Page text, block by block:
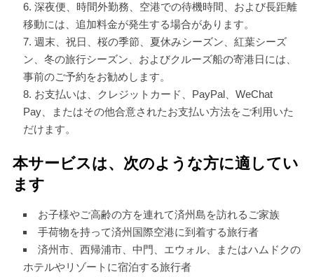
深夜便、時間外勤務、空港での待機時間、および長距離
移動には、追加料金が発生する場合があります。
週末、祝日、桜の季節、夏休みシーズン、紅葉シーズ
ン、冬の旅行シーズン、およびクルーズ船の寄港日には、
事前のご予約をお勧めします。
お支払いは、クレジットカード、PayPal、WeChat
Pay、またはその他合意されたお支払い方法をご利用いた
だけます。
本サービスは、次のような方に適してい
ます
お子様やご高齢の方を連れて済州島を訪れるご家族
手荷物を持って済州国際空港に到着する旅行者
済州市、西帰浦市、中門、エウォル、またはハムドクの
ホテルやリゾートに宿泊する旅行者